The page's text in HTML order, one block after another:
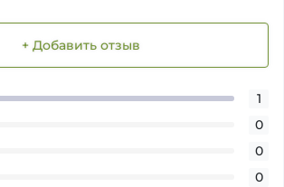
+ Добавить отзыв
1
0
0
0